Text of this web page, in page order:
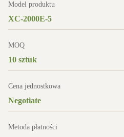
Model produktu
XC-2000E-5
MOQ
10 sztuk
Cena jednostkowa
Negotiate
Metoda płatności